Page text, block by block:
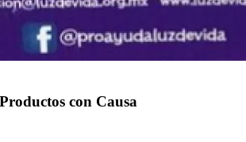
Productos con Causa